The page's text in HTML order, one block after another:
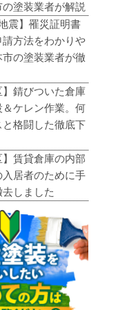
塗装業者が解説
震】罹災証明書
請方法をわかりや
の塗装業者が徹
】錆びついた倉庫
ケレン作業。何
格闘した徹底下
】賃貸倉庫の内部
居者のために手
しました